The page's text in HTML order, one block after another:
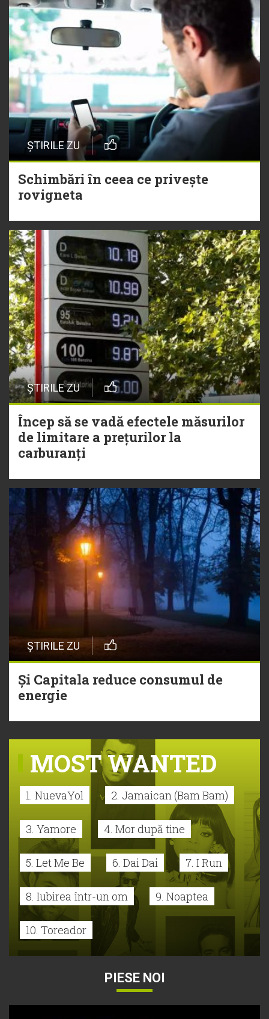
ȘTIRILE ZU
Schimbări în ceea ce privește
rovigneta
ȘTIRILE ZU
Încep să se vadă efectele măsurilor
de limitare a prețurilor la
carburanți
ȘTIRILE ZU
Și Capitala reduce consumul de
energie
MOST WANTED
1. NuevaYol 2. Jamaican (Bam Bam)
3. Yamore 4. Mor după tine
5. Let Me Be 6. Dai Dai 7. I Run
8. Iubirea într-un om 9. Noaptea
10. Toreador
PIESE NOI